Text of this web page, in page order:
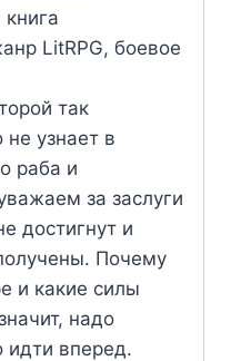
LitRPG, боевое
так
узнает в
раба и
за заслуги
достигнут и
Почему
и какие силы
надо
идти вперед.